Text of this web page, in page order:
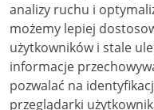
analizy ruchu i optymalizacji
możemy lepiej
użytkowników i stale ulepszać
informacje
pozwalać na
przeglądarki